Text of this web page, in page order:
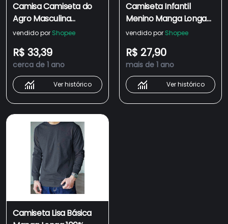
Camisa Camiseta do
Agro Masculina
Proteção Solar UV
Bruto Trator
Agricultura Brasil Blusa
Manga Longa Gola
Redonda
vendido por Shopee
R$ 33,39
cerca de 1 ano
Ver histórico
Camiseta Infantil
Menino Manga Longa
Masculina Gola
vendido por Shopee
R$ 27,90
mais de 1 ano
Ver histórico
Camiseta Lisa Básica